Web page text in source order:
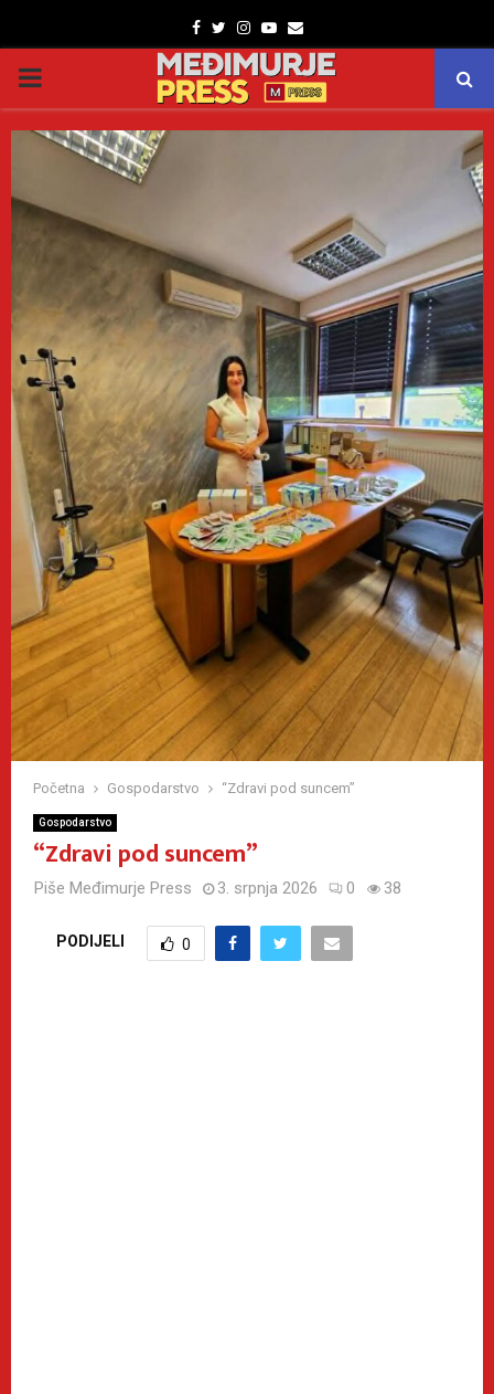
Facebook
TwitterInstagram
Youtube
Email
PRIMARY
MENU
Početna Gospodarstvo “Zdravi pod suncem”
Gospodarstvo
“Zdravi pod suncem”
Piše Međimurje Press 3. srpnja 2026 0 38
PODIJELI 0